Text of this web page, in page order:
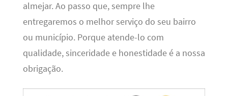
almejar. Ao passo que, sempre lhe
entregaremos o melhor serviço do seu bairro
ou município. Porque atende-lo com
qualidade, sinceridade e honestidade é a nossa
obrigação.